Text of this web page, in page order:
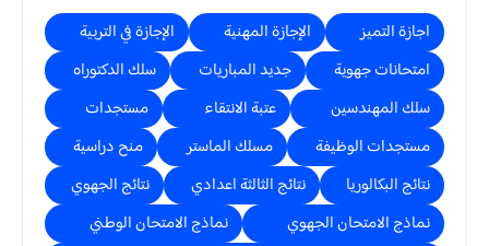
اجازة التميز الإجازة المهنية
الإجازة في التربية
امتحانات جهوية
جديد المباريات
سلك الدكتوراه
سلك المهندسين
عتبة الانتقاء
مستجدات
مستجدات الوظيفة
مسلك الماستر
منح دراسية
نتائج البكالوريا
نتائج الثالثة اعدادي
نتائج الجهوي
نماذج الامتحان الجهوي
نماذج الامتحان الوطني